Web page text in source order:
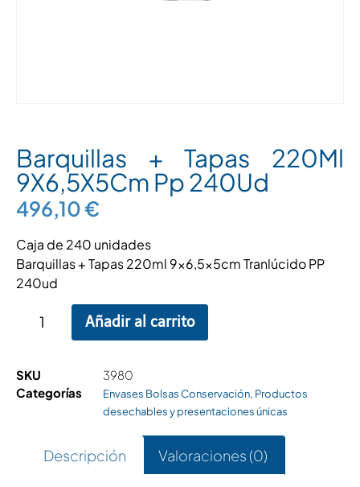
Barquillas + Tapas 220Ml
9X6,5X5Cm Pp 240Ud
496,10€
Caja de 240 unidades
Barquillas + Tapas 220ml 9×6,5x5cm Tranlúcido PP
240ud
Añadir al carrito
SKU
3980
Categorías
Envases Bolsas Conservación, Productos
desechables y presentaciones únicas
Descripción Valoraciones (0)